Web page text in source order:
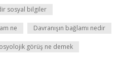
sosyal bilgiler
ne Davranışın bağlamı nedir
görüş ne demek